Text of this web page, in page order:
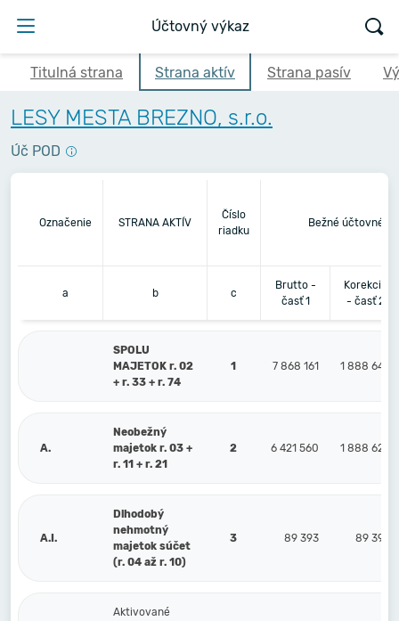
Účtovný výkaz
Titulná strana Strana aktív Strana pasív
LESY MESTA BREZNO, s.r.o.
Úč POD
Označenie STRANA AKTÍV
Číslo
riadku
Bežné účtovné
a b c
Brutto -
časť 1
Korekcia
- časť 2
SPOLU
MAJETOK r. 02
+ r. 33 + r. 74
1 7 868 161 1 888 642
A.
Neobežný
majetok r. 03 +
r. 11 + r. 21
2 6 421 560 1 888 623
A.I.
Dlhodobý
nehmotný
majetok súčet
(r. 04 až r. 10)
3 89 393 89 393
Aktivované